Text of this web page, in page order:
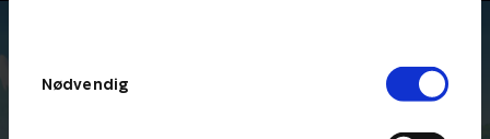
Nødvendig